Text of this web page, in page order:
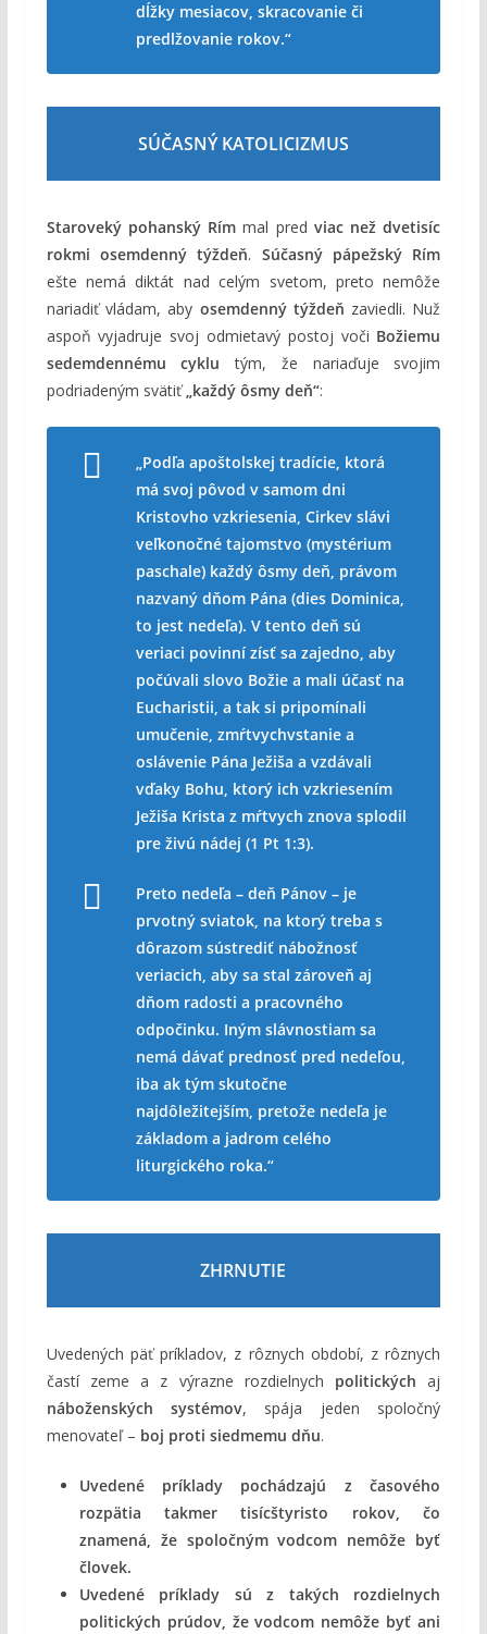
dĺžky mesiacov, skracovanie či
predlžovanie rokov.“
SÚČASNÝ KATOLICIZMUS
Staroveký pohanský Rím mal pred viac než dvetisíc
rokmi osemdenný týždeň. Súčasný pápežský Rím
ešte nemá diktát nad celým svetom, preto nemôže
nariadiť vládam, aby osemdenný týždeň zaviedli. Nuž
aspoň vyjadruje svoj odmietavý postoj voči Božiemu
sedemdennému cyklu tým, že nariaďuje svojim
podriadeným svätiť„každý ôsmy deň“:
„Podľa apoštolskej tradície, ktorá
má svoj pôvod v samom dni
Kristovho vzkriesenia, Cirkev slávi
veľkonočné tajomstvo (mystérium
paschale) každý ôsmy deň, právom
nazvaný dňom Pána (dies Dominica,
to jest nedeľa). V tento deň sú
veriaci povinní zísť sa zajedno, aby
počúvali slovo Božie a mali účasť na
Eucharistii, a tak si pripomínali
umučenie, zmŕtvychvstanie a
oslávenie Pána Ježiša a vzdávali
vďaky Bohu, ktorý ich vzkriesením
Ježiša Krista z mŕtvych znova splodil
pre živú nádej (1 Pt 1:3).
Preto nedeľa – deň Pánov – je
prvotný sviatok, na ktorý treba s
dôrazom sústrediť nábožnosť
veriacich, aby sa stal zároveň aj
dňom radosti a pracovného
odpočinku. Iným slávnostiam sa
nemá dávať prednosť pred nedeľou,
iba ak tým skutočne
najdôležitejším, pretože nedeľa je
základom a jadrom celého
liturgického roka.“
ZHRNUTIE
Uvedených päť príkladov, z rôznych období, z rôznych
častí zeme a z výrazne rozdielnych politických aj
náboženských systémov, spája jeden spoločný
menovateľ – boj proti siedmemu dňu.
Uvedené príklady pochádzajú z časového
rozpätia takmer tisícštyristo rokov, čo
znamená, že spoločným vodcom nemôže byť
človek.
Uvedené príklady sú z takých rozdielnych
politických prúdov, že vodcom nemôže byť ani